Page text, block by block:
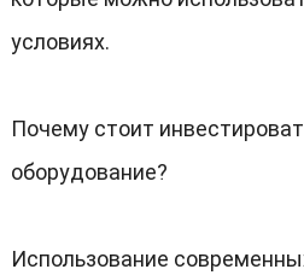
условиях.
Почему стоит
оборудование?
Использование